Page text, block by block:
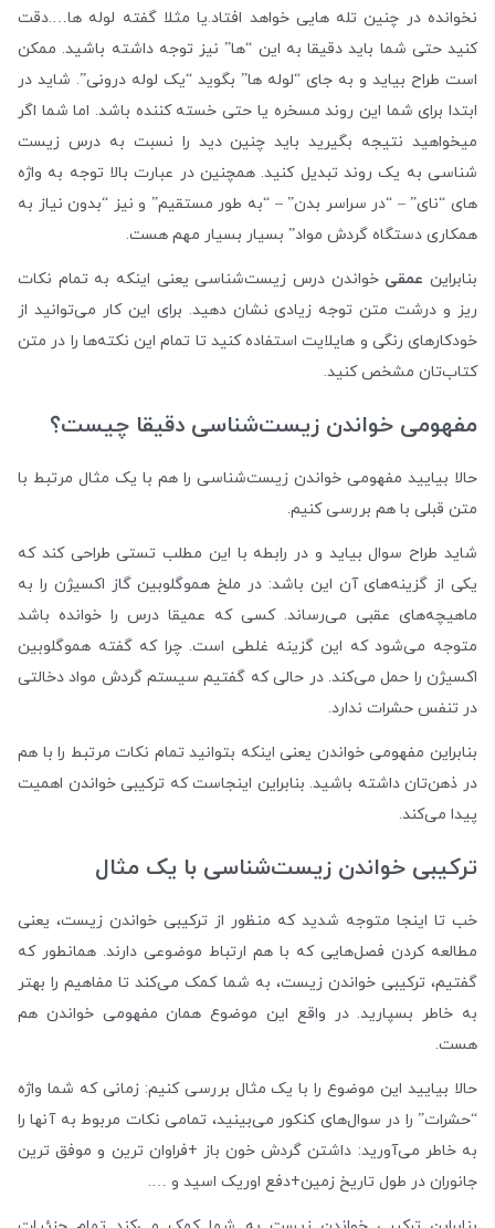
نخوانده در چنین تله هایی خواهد افتاد.یا مثلا گفته لوله ها….دقت
کنید حتی شما باید دقیقا به این “ها” نیز توجه داشته باشید. ممکن
است طراح بیاید و به جای “لوله ها” بگوید “یک لوله درونی”. شاید در
ابتدا برای شما این روند مسخره یا حتی خسته کننده باشد. اما شما اگر
میخواهید نتیجه بگیرید باید چنین دید را نسبت به درس زیست
شناسی به یک روند تبدیل کنید. همچنین در عبارت بالا توجه به واژه
های “نای” – “در سراسر بدن” – “به طور مستقیم” و نیز “بدون نیاز به
همکاری دستگاه گردش مواد” بسیار بسیار مهم هست.
بنابراین عمقی خواندن درس زیست‌شناسی یعنی اینکه به تمام نکات
ریز و درشت متن توجه زیادی نشان دهید. برای این کار می‌توانید از
خودکارهای رنگی و هایلایت استفاده کنید تا تمام این نکته‌ها را در متن
کتاب‌تان مشخص کنید.
مفهومی خواندن زیست‌شناسی دقیقا چیست؟
حالا بیایید مفهومی خواندن زیست‌شناسی را هم با یک مثال مرتبط با
متن قبلی با هم بررسی کنیم.
شاید طراح سوال بیاید و در رابطه با این مطلب تستی طراحی کند که
یکی از گزینه‌های آن این باشد: در ملخ هموگلوبین گاز اکسیژن را به
ماهیچه‌های عقبی می‌رساند. کسی که عمیقا درس را خوانده باشد
متوجه می‌شود که این گزینه غلطی است. چرا که گفته هموگلوبین
اکسیژن را حمل می‌کند. در حالی که گفتیم سیستم گردش مواد دخالتی
در تنفس حشرات ندارد.
بنابراین مفهومی خواندن یعنی اینکه بتوانید تمام نکات مرتبط را با هم
در ذهن‌تان داشته باشید. بنابراین اینجاست که ترکیبی خواندن اهمیت
پیدا می‌کند.
ترکیبی خواندن زیست‌شناسی با یک مثال
خب تا اینجا متوجه شدید که منظور از ترکیبی خواندن زیست، یعنی
مطالعه کردن فصل‌هایی که با هم ارتباط موضوعی دارند. همانطور که
گفتیم، ترکیبی خواندن زیست، به شما کمک می‌کند تا مفاهیم را بهتر
به خاطر بسپارید. در واقع این موضوع همان مفهومی خواندن هم
هست.
حالا بیایید این موضوع را با یک مثال بررسی کنیم: زمانی که شما واژه
“حشرات” را در سوال‌های کنکور می‌بینید، تمامی نکات مربوط به آنها را
به خاطر می‌آورید: داشتن گردش خون باز +فراوان ترین و موفق ترین
جانوران در طول تاریخ زمین+دفع اوریک اسید و ….